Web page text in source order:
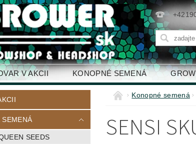
V AKCII KONOPNÉ SEMENÁ
SEMENÁ
SEEDS
Konopné semená
SENSI